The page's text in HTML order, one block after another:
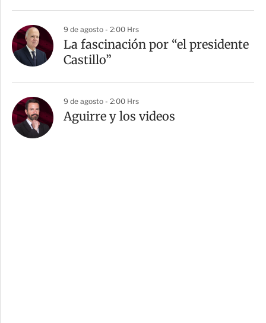
9 de agosto - 2:00 Hrs
La fascinación por “el presidente
Castillo”
9 de agosto - 2:00 Hrs
Aguirre y los videos